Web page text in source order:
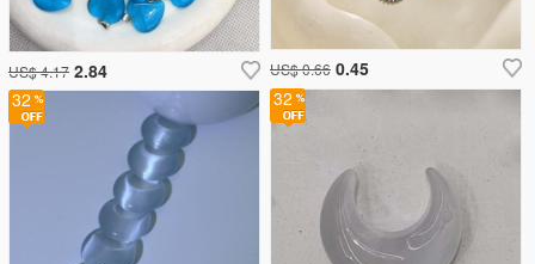
US$ 0.66 0.45
32
US$ 4.17 2.84
32